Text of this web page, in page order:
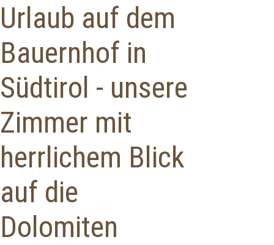
Urlaub auf dem
Bauernhof in
Südtirol - unsere
Zimmer mit
herrlichem Blick
auf die
Dolomiten